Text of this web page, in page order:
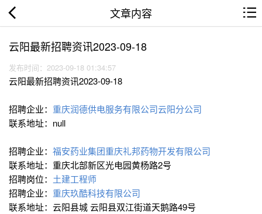
文章内容
云阳最新招聘资讯2023-09-18
发布时间：2023-09-18 01:34:57
云阳最新招聘资讯2023-09-18
招聘企业： 重庆润德供电服务有限公司云阳分公司
联系地址：null
招聘企业： 福安药业集团重庆礼邦药物开发有限公司
联系地址：重庆北部新区光电园黄杨路2号
招聘岗位： 土建工程师
招聘企业： 重庆玖酷科技有限公司
联系地址：云阳县城 云阳县双江街道天鹅路49号